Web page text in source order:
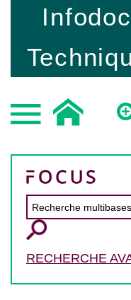
RECHERCHE